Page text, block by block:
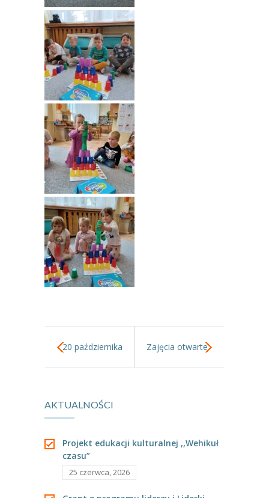
20 października
w naszym
Zajęcia otwarte
AKTUALNOŚCI
Projekt edukacji kulturalnej ,,Wehikuł
czasu”
25 czerwca, 2026